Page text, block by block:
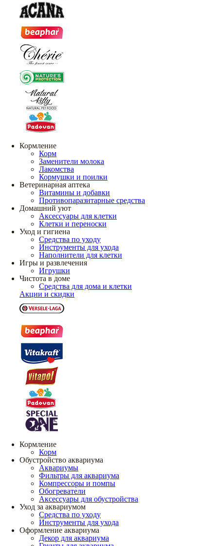
Кормление
Корм
Заменители молока
Лакомства
Кормушки и поилки
Ветеринарная аптека
Витамины и добавки
Противопаразитарные средства
Домашний уют
Аксессуары для клетки
Клетки и переноски
Уход и гигиена
Средства по уходу
Инструменты для ухода
Наполнители для клетки
Игры и развлечения
Игрушки
Чистота в доме
Средства для дома и клетки
Акции и скидки
Кормление
Корм
Обустройство аквариума
Аквариумы
Фильтры для аквариума
Компрессоры и помпы
Обогреватели
Аксессуары для обустройства
Уход за аквариумом
Средства по уходу
Инструменты для ухода
Оформление аквариума
Декор для аквариума